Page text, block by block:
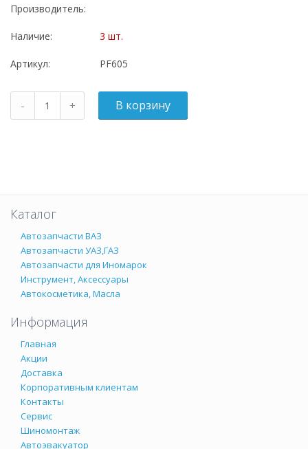
Производитель:
Наличие: 3 шт.
Артикул: PF605
Каталог
Автозапчасти ВАЗ
Автозапчасти УАЗ,ГАЗ
Автозапчасти для Иномарок
Инструмент, Аксессуары
Автокосметика, Масла
Информация
Главная
Акции
Доставка
Корпоративным клиентам
Контакты
Сервис
Шиномонтаж
Автоэвакуатор